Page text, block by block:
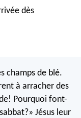
dès
champs de blé.
à arracher des
Pourquoi font-
Jésus leur